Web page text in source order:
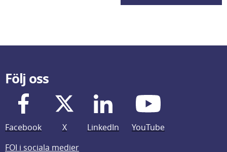
Följ oss
Facebook X LinkedIn
YouTube
FOI i sociala medier